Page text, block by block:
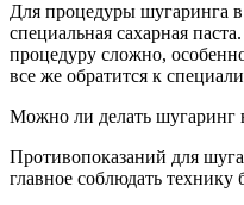
Для процедуры шугаринга
специальная сахарная
процедуру сложно,
все же обратится к
Можно ли делать шугаринг
Противопоказаний для
главное соблюдать технику